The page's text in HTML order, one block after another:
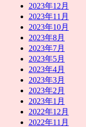
2023年12月
2023年11月
2023年10月
2023年8月
2023年7月
2023年5月
2023年4月
2023年3月
2023年2月
2023年1月
2022年12月
2022年11月